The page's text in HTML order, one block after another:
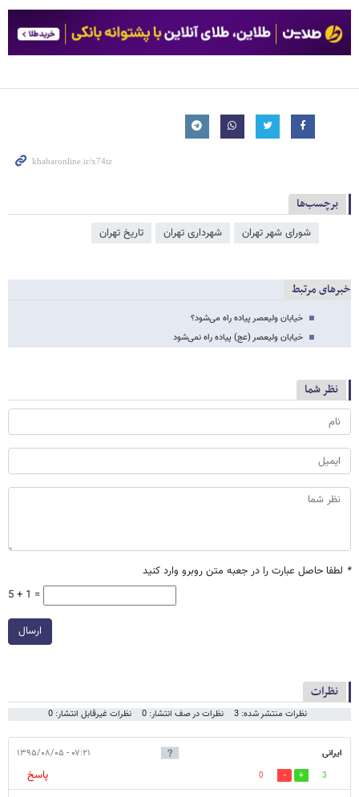
برچسب‌ها
شورای شهر تهران شهرداری تهران تاریخ تهران
خبرهای مرتبط
خیابان ولیعصر پیاده راه می‌شود؟
خیابان ولیعصر (عج) پیاده راه نمی‌شود
نظر شما
* لطفا حاصل عبارت را در جعبه متن روبرو وارد کنید
5 + 1 =
ارسال
نظرات
نظرات منتشر شده: 3 نظرات در صف انتشار: 0 نظرات غیرقابل انتشار: 0
ایرانی ۰۷:۲۱ - ۱۳۹۵/۰۸/۰۵
3
0 پاسخ